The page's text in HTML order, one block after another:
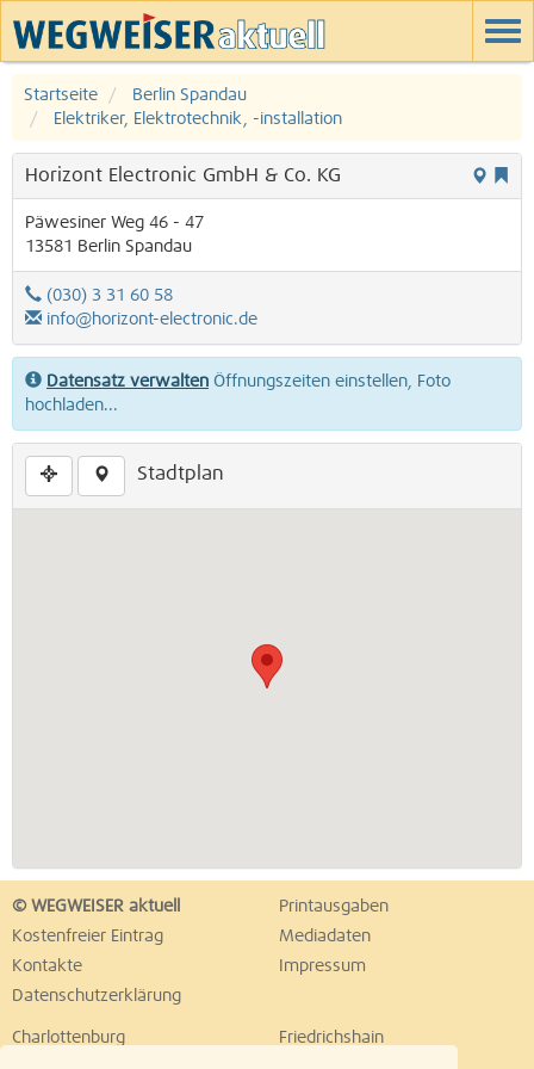
Startseite
Berlin Spandau
Elektriker, Elektrotechnik, -installation
Horizont Electronic GmbH & Co. KG
Päwesiner Weg 46 - 47
13581 Berlin Spandau
(030) 3 31 60 58
info@horizont-electronic.de
Datensatz verwalten Öffnungszeiten einstellen, Foto
hochladen...
Stadtplan
© WEGWEISER aktuell
Printausgaben
Kostenfreier Eintrag
Mediadaten
Kontakte
Impressum
Datenschutzerklärung
Charlottenburg
Friedrichshain